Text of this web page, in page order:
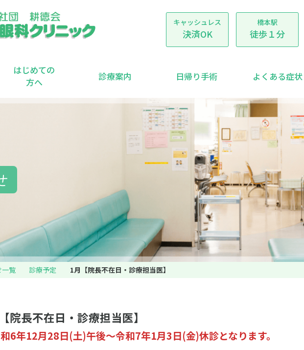
キャッシュレス
決済OK
橋本駅
徒歩１分
はじめての
方へ
診療案内 日帰り手術 よくある症状
一覧 診療予定 1月【院長不在日・診療担当医】
院長不在日・診療担当医】
6年12月28日(土)午後～令和7年1月3日(金)休診となります。